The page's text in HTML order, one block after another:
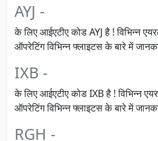
AYJ -
के लिए आईएटीए कोड AYJ है ! विभिन्न
ऑपरेटिंग विभिन्न फ्लाइटस के बारे में
IXB -
के लिए आईएटीए कोड IXB है ! विभिन्न
ऑपरेटिंग विभिन्न फ्लाइटस के बारे में
RGH -